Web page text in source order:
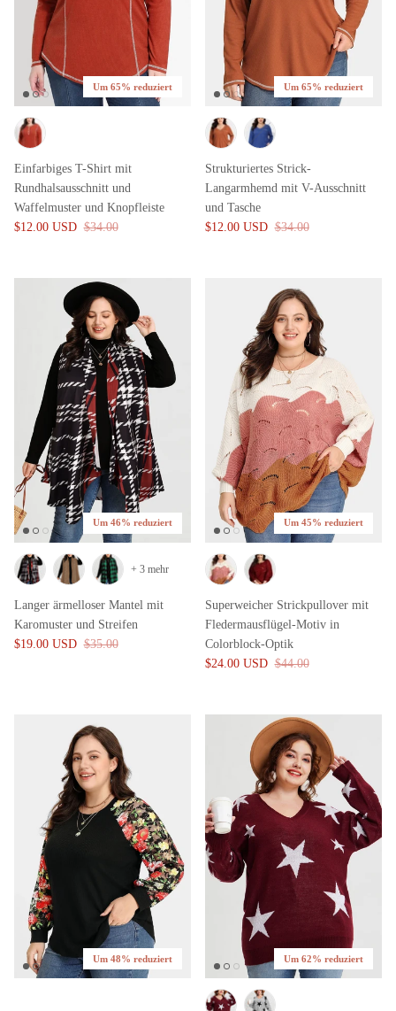
Um 65% reduziert
Einfarbiges T-Shirt mit
Rundhalsausschnitt und
Waffelmuster und Knopfleiste
$12.00 USD $34.00
Um 65% reduziert
Strukturiertes Strick-
Langarmhemd mit V-Ausschnitt
und Tasche
$12.00 USD $34.00
Um 46% reduziert
Langer ärmelloser Mantel mit
Karomuster und Streifen
$19.00 USD $35.00
+ 3 mehr
Um 45% reduziert
Superweicher Strickpullover mit
Fledermausflügel-Motiv in
Colorblock-Optik
$24.00 USD $44.00
Um 48% reduziert Um 62% reduziert